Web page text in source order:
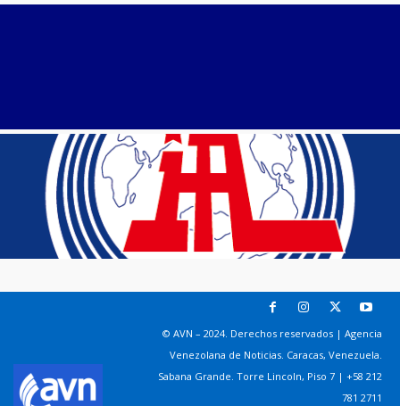
© AVN – 2024. Derechos reservados | Agencia
Venezolana de Noticias. Caracas, Venezuela.
Sabana Grande. Torre Lincoln, Piso 7 | +58 212
781 2711